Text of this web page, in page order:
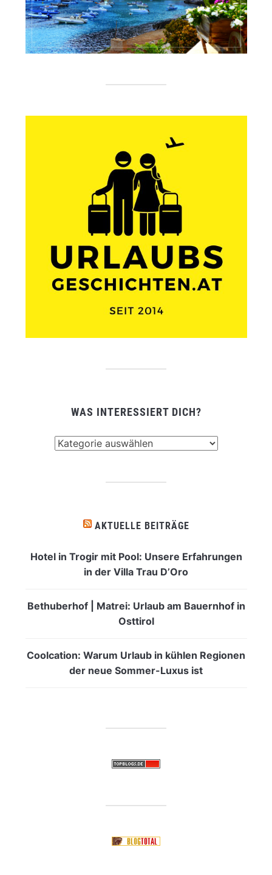
WAS INTERESSIERT DICH?
AKTUELLE BEITRÄGE
Hotel in Trogir mit Pool: Unsere Erfahrungen
in der Villa Trau D’Oro
Bethuberhof | Matrei: Urlaub am Bauernhof in
Osttirol
Coolcation: Warum Urlaub in kühlen Regionen
der neue Sommer-Luxus ist